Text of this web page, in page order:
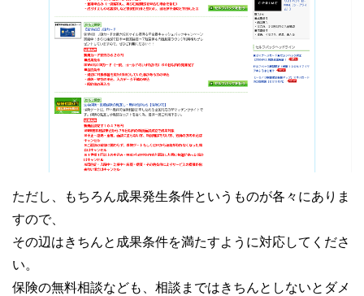
ただし、もちろん成果発生条件というものが各々にありま
すので、
その辺はきちんと成果条件を満たすように対応してくださ
い。
保険の無料相談なども、相談まではきちんとしないとダメ